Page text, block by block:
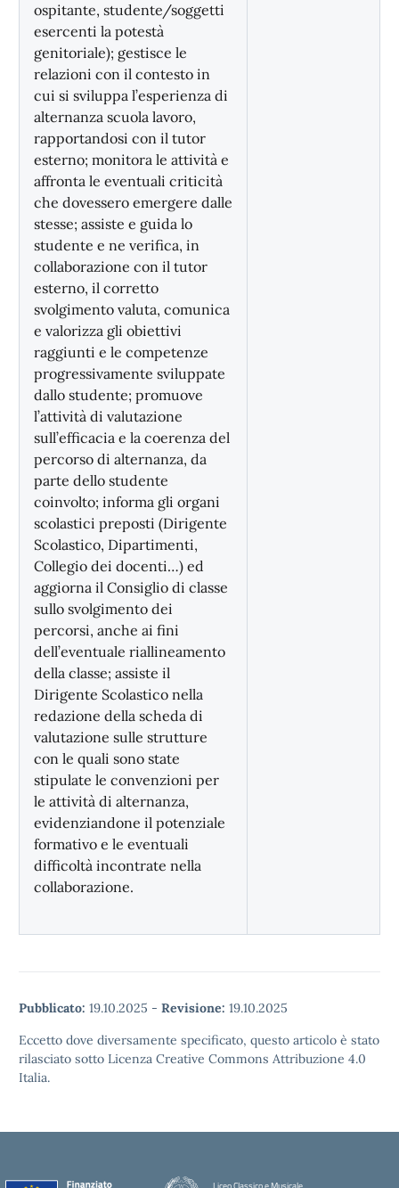
ospitante, studente/soggetti
esercenti la potestà
genitoriale); gestisce le
relazioni con il contesto in
cui si sviluppa l’esperienza di
alternanza scuola lavoro,
rapportandosi con il tutor
esterno; monitora le attività e
affronta le eventuali criticità
che dovessero emergere dalle
stesse; assiste e guida lo
studente e ne verifica, in
collaborazione con il tutor
esterno, il corretto
svolgimento valuta, comunica
e valorizza gli obiettivi
raggiunti e le competenze
progressivamente sviluppate
dallo studente; promuove
l’attività di valutazione
sull’efficacia e la coerenza del
percorso di alternanza, da
parte dello studente
coinvolto; informa gli organi
scolastici preposti (Dirigente
Scolastico, Dipartimenti,
Collegio dei docenti…) ed
aggiorna il Consiglio di classe
sullo svolgimento dei
percorsi, anche ai fini
dell’eventuale riallineamento
della classe; assiste il
Dirigente Scolastico nella
redazione della scheda di
valutazione sulle strutture
con le quali sono state
stipulate le convenzioni per
le attività di alternanza,
evidenziandone il potenziale
formativo e le eventuali
difficoltà incontrate nella
collaborazione.
Pubblicato: 19.10.2025 - Revisione: 19.10.2025
Eccetto dove diversamente specificato, questo articolo è stato
rilasciato sotto Licenza Creative Commons Attribuzione 4.0
Italia.
Liceo Classico e Musicale